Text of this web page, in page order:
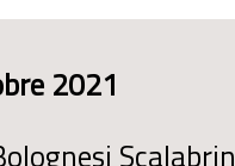
2021
Scalabrin